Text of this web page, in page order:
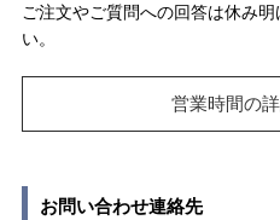
ご注文やご質問への回答は休み
い。
営業時間の
お問い合わせ連絡先